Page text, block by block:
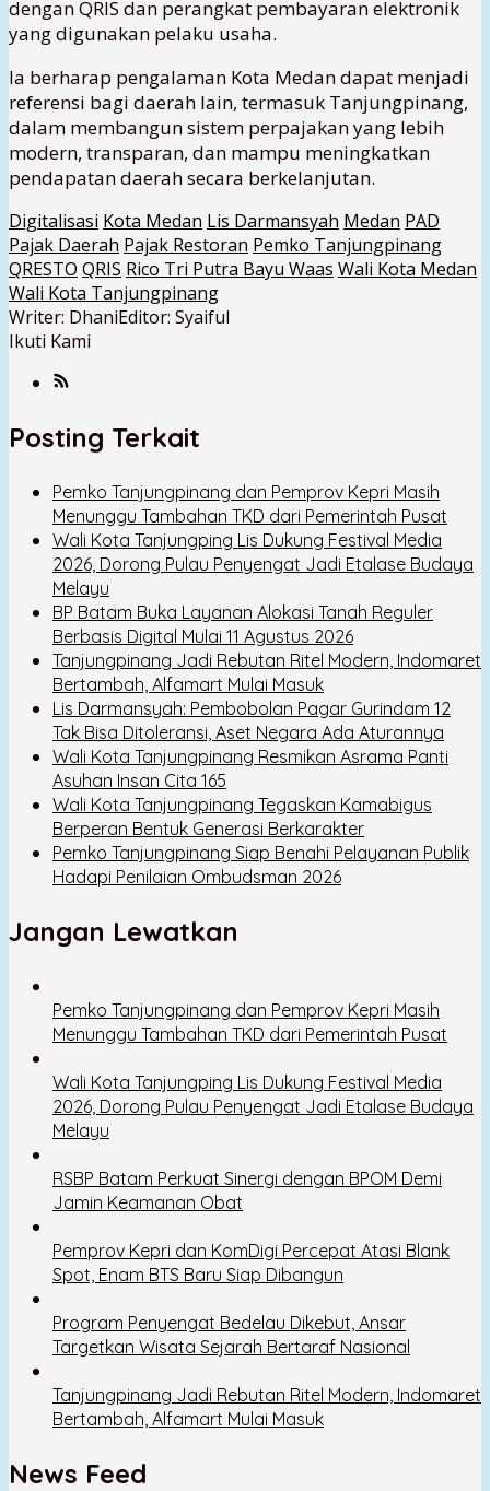
dengan QRIS dan perangkat pembayaran elektronik
yang digunakan pelaku usaha.
Ia berharap pengalaman Kota Medan dapat menjadi
referensi bagi daerah lain, termasuk Tanjungpinang,
dalam membangun sistem perpajakan yang lebih
modern, transparan, dan mampu meningkatkan
pendapatan daerah secara berkelanjutan.
Digitalisasi Kota Medan Lis Darmansyah Medan PAD
Pajak Daerah Pajak Restoran Pemko Tanjungpinang
QRESTO QRIS Rico Tri Putra Bayu Waas Wali Kota Medan
Wali Kota Tanjungpinang
Writer: DhaniEditor: Syaiful
Ikuti Kami
Posting Terkait
Pemko Tanjungpinang dan Pemprov Kepri Masih
Menunggu Tambahan TKD dari Pemerintah Pusat
Wali Kota Tanjungping Lis Dukung Festival Media
2026, Dorong Pulau Penyengat Jadi Etalase Budaya
Melayu
BP Batam Buka Layanan Alokasi Tanah Reguler
Berbasis Digital Mulai 11 Agustus 2026
Tanjungpinang Jadi Rebutan Ritel Modern, Indomaret
Bertambah, Alfamart Mulai Masuk
Lis Darmansyah: Pembobolan Pagar Gurindam 12
Tak Bisa Ditoleransi, Aset Negara Ada Aturannya
Wali Kota Tanjungpinang Resmikan Asrama Panti
Asuhan Insan Cita 165
Wali Kota Tanjungpinang Tegaskan Kamabigus
Berperan Bentuk Generasi Berkarakter
Pemko Tanjungpinang Siap Benahi Pelayanan Publik
Hadapi Penilaian Ombudsman 2026
Jangan Lewatkan
Pemko Tanjungpinang dan Pemprov Kepri Masih
Menunggu Tambahan TKD dari Pemerintah Pusat
Wali Kota Tanjungping Lis Dukung Festival Media
2026, Dorong Pulau Penyengat Jadi Etalase Budaya
Melayu
RSBP Batam Perkuat Sinergi dengan BPOM Demi
Jamin Keamanan Obat
Pemprov Kepri dan KomDigi Percepat Atasi Blank
Spot, Enam BTS Baru Siap Dibangun
Program Penyengat Bedelau Dikebut, Ansar
Targetkan Wisata Sejarah Bertaraf Nasional
Tanjungpinang Jadi Rebutan Ritel Modern, Indomaret
Bertambah, Alfamart Mulai Masuk
News Feed